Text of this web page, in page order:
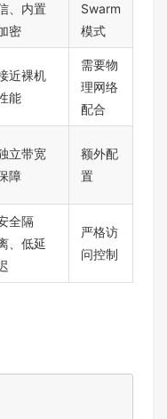
、内置
密
Swarm
模式
近裸机
能
需要物
理网络
配合
立带宽
障
额外配
置
全隔
、低延
严格访
问控制